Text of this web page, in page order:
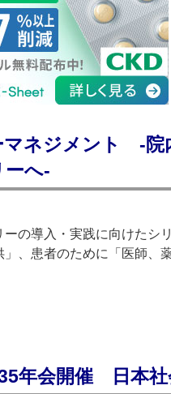
マネジメント -院
ーへ-
の導入・実践に向けたシ
、患者のために「医師、
年会開催 日本社